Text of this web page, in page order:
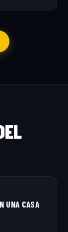
UNA CASA